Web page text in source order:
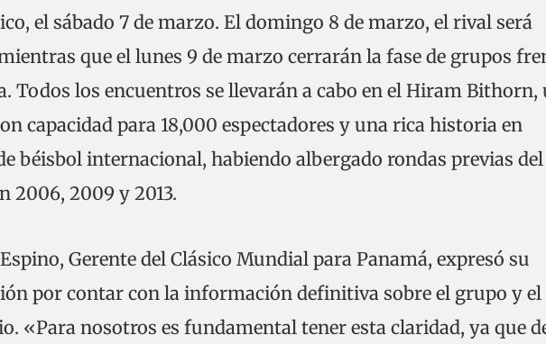
el sábado 7 de marzo. El domingo 8 de marzo, el rival será
que el lunes 9 de marzo cerrarán la fase de grupos
Todos los encuentros se llevarán a cabo en el Hiram Bithorn,
capacidad para 18,000 espectadores y una rica historia en
béisbol internacional, habiendo albergado rondas previas del
2006, 2009 y 2013.
Gerente del Clásico Mundial para Panamá, expresó su
por contar con la información definitiva sobre el grupo y el
«Para nosotros es fundamental tener esta claridad, ya que